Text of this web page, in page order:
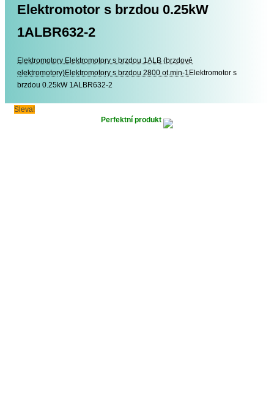
Elektromotor s brzdou 0.25kW
1ALBR632-2
Elektromotory Elektromotory
Elektromotory s brzdou 1ALB (brzdové
elektromotory)Elektromotory s brzdou 2800 ot.min-1 Elektromotor s
brzdou 0.25kW 1ALBR632-2
Sleva!
Perfektní produkt